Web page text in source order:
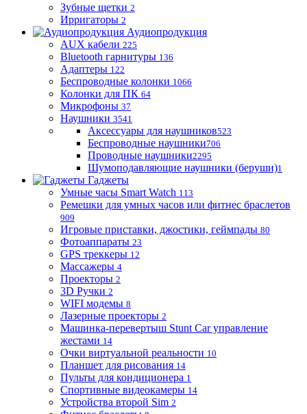
Зубные щетки 2
Ирригаторы 2
Аудиопродукция
AUX кабели 225
Bluetooth гарнитуры 136
Адаптеры 122
Беспроводные колонки 1066
Колонки для ПК 64
Микрофоны 37
Наушники 3541
Аксессуары для наушников523
Беспроводные наушники706
Проводные наушники2295
Шумоподавляющие наушники (беруши)1
Гаджеты
Умные часы Smart Watch 113
Ремешки для умных часов или фитнес браслетов
909
Игровые приставки, джостики, геймпады 80
Фотоаппараты 23
GPS треккеры 12
Массажеры 4
Проекторы 2
3D Ручки 2
WIFI модемы 8
Лазерные проекторы 2
Машинка-перевертыш Stunt Car управление
жестами 14
Очки виртуальной реальности 10
Планшет для рисования 14
Пульты для кондиционера 1
Спортивные видеокамеры 14
Устройства второй Sim 2